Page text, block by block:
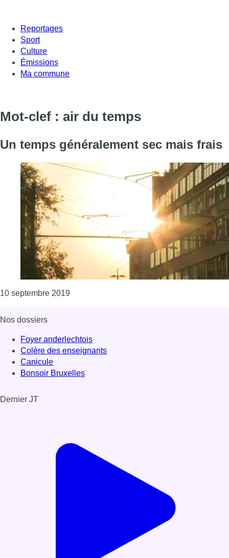
Reportages
Sport
Culture
Émissions
Ma commune
Mot-clef : air du temps
Un temps généralement sec mais frais
10 septembre 2019Consulter l'article "Un temps généralement
Nos dossiers
Foyer anderlechtois
Colère des enseignants
Canicule
Bonsoir Bruxelles
Dernier JT